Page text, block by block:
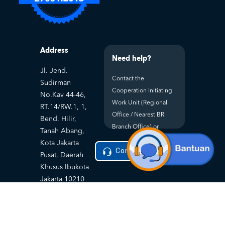
Address
Jl. Jend.
Sudirman
No.Kav 44-46,
RT.14/RW.1, 1,
Bend. Hilir,
Tanah Abang,
Kota Jakarta
Pusat, Daerah
Khusus Ibukota
Jakarta 10210
Need help?
Contact the
Cooperation Initiating
Work Unit (Regional
Office / Nearest BRI
Branch Office) or
Contact Helpdesk